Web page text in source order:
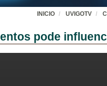
INICIO UVIGOTV
pode